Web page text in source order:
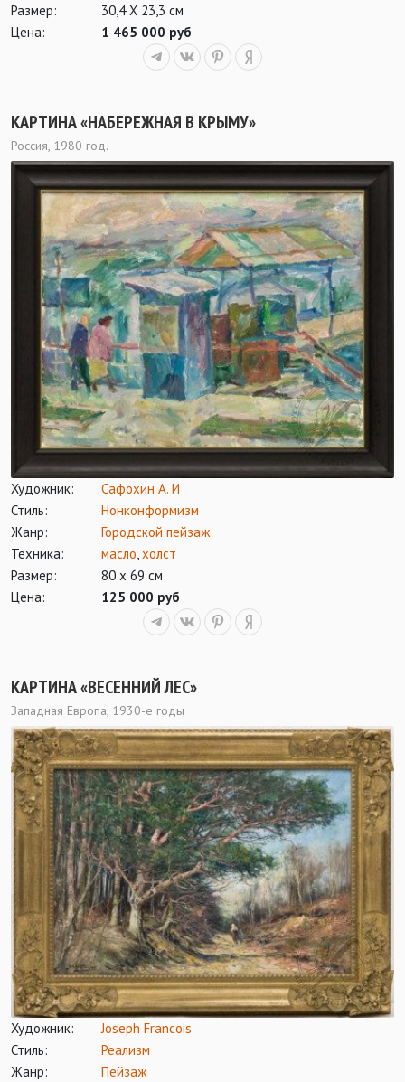
Размер:
30,4 Х 23,3 см
Цена:
1 465 000 руб
КАРТИНА «НАБЕРЕЖНАЯ В КРЫМУ»
Россия, 1980 год.
Художник:
Сафохин А. И
Стиль:
Нонконформизм
Жанр:
Городской пейзаж
Техника:
масло,холст
Размер:
80 х 69 см
Цена:
125 000 руб
КАРТИНА «ВЕСЕННИЙ ЛЕС»
Западная Европа, 1930-е годы
Художник:
Joseph Francois
Стиль:
Реализм
Жанр:
Пейзаж